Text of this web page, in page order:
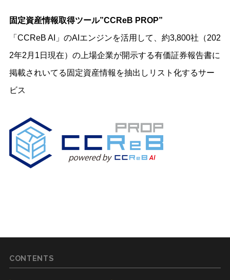
固定資産情報取得ツール”CCReB PROP”
「CCReB AI」のAIエンジンを活用して、約3,800社（202
2年2月1日現在）の上場企業が開示する有価証券報告書に
掲載されいてる固定資産情報を抽出しリスト化するサー
ビス
CONTENTS